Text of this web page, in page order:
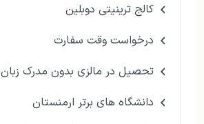
کالج ترینیتی دوبلین
درخواست وقت سفارت
تحصیل در مالزی بدون مدرک زبان
دانشگاه های برتر ارمنستان